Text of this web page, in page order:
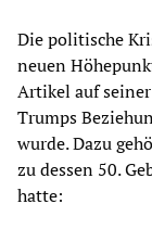
Die politische
neuen
Artikel auf
Trumps
wurde. Dazu
zu dessen 50.
hatte: